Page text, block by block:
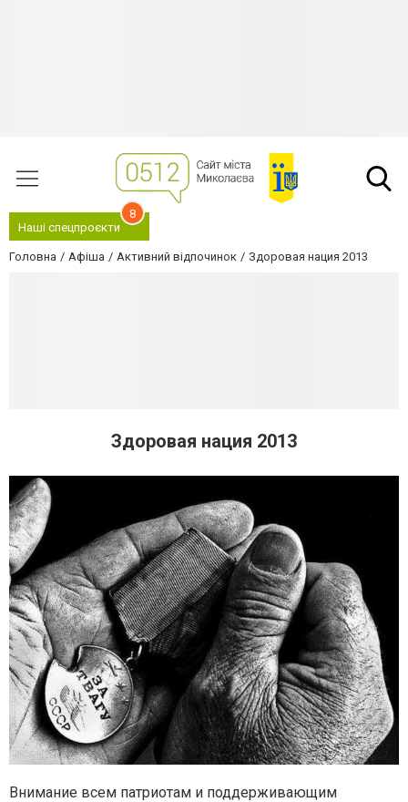
Наші спецпроєкти
8
Головна Афіша Активний відпочинок Здоровая нация 2013
Здоровая нация 2013
Внимание всем патриотам и поддерживающим